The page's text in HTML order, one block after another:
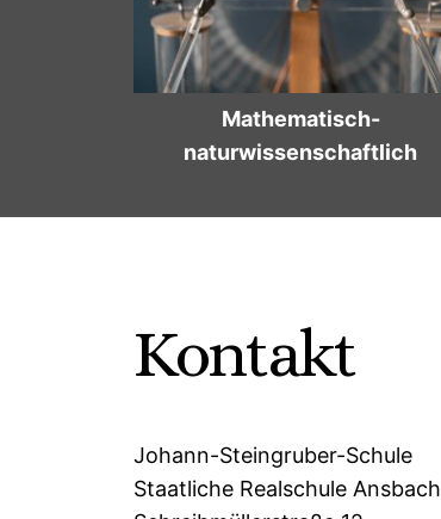
Handwerklich-praktisch
Kontakt
Johann-Steingruber-Schule
Staatliche Realschule Ansbach